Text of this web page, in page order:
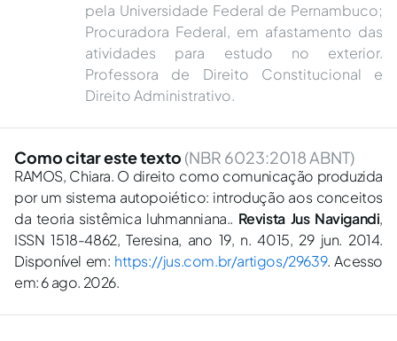
pela Universidade Federal de Pernambuco;
Procuradora Federal, em afastamento das
atividades para estudo no exterior.
Professora de Direito Constitucional e
Direito Administrativo.
Como citar este texto (NBR 6023:2018 ABNT)
RAMOS, Chiara. O direito como comunicação produzida
por um sistema autopoiético: introdução aos conceitos
da teoria sistêmica luhmanniana.. Revista Jus Navigandi,
ISSN 1518-4862, Teresina, ano 19, n. 4015, 29 jun. 2014.
Disponível em: https://jus.com.br/artigos/29639. Acesso
em: 6 ago. 2026.